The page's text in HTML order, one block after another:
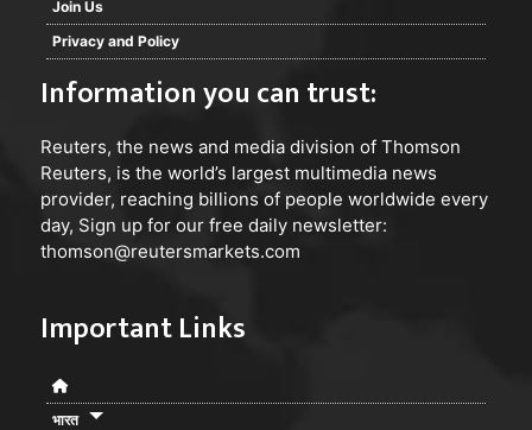
Join Us
Privacy and Policy
Information you can trust:
Reuters, the news and media division of Thomson
Reuters, is the world’s largest multimedia news
provider, reaching billions of people worldwide every
day, Sign up for our free daily newsletter:
thomson@reutersmarkets.com
Important Links
भारत